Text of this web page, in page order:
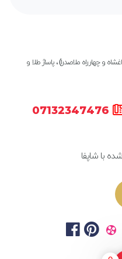
و چهارراه ملاصدرا) ، پاساژ طلا و
با شاپفا